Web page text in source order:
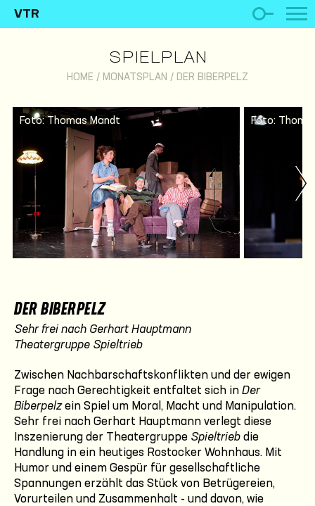
VTR
SPIELPLAN
HOME / MONATSPLAN / DER BIBERPELZ
Foto: Thomas Mandt Foto:
DER BIBERPELZ
Sehr frei nach Gerhart Hauptmann
Theatergruppe Spieltrieb
Zwischen Nachbarschaftskonflikten und der ewigen
Frage nach Gerechtigkeit entfaltet sich in Der
Biberpelzein Spiel um Moral, Macht und Manipulation.
Sehr frei nach Gerhart Hauptmann verlegt diese
Inszenierung der Theatergruppe Spieltrieb die
Handlung in ein heutiges Rostocker Wohnhaus. Mit
Humor und einem Gespür für gesellschaftliche
Spannungen erzählt das Stück von Betrügereien,
Vorurteilen und Zusammenhalt - und davon, wie